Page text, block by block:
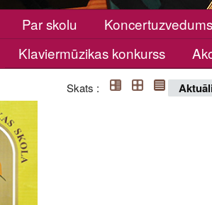
Par skolu
Klaviermūzikas konkurss
Skats :